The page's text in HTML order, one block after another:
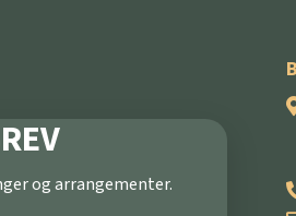
og arrangementer.